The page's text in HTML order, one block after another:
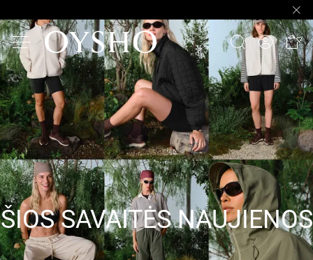
ŠIOS SAVAITĖS NAUJIENOS